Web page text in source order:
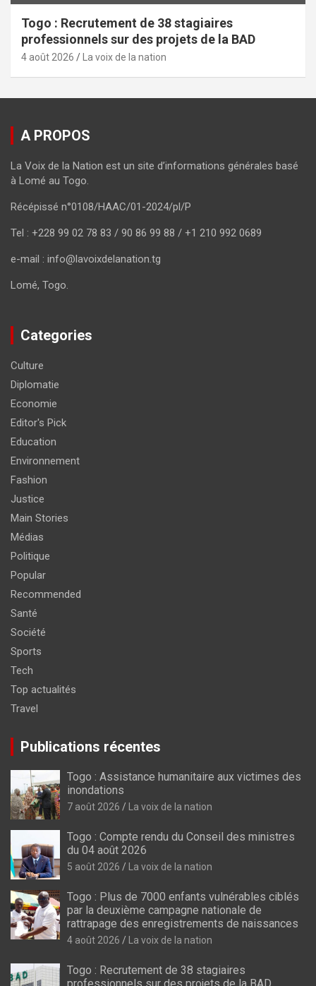
Togo : Recrutement de 38 stagiaires
professionnels sur des projets de la BAD
4 août 2026 La voix de la nation
A PROPOS
La Voix de la Nation est un site d’informations générales basé
à Lomé au Togo.
Récépissé n°0108/HAAC/01-2024/pl/P
Tel : +228 99 02 78 83 / 90 86 99 88 / +1 210 992 0689
e-mail : info@lavoixdelanation.tg
Lomé, Togo.
Categories
Culture
Diplomatie
Economie
Editor's Pick
Education
Environnement
Fashion
Justice
Main Stories
Médias
Politique
Popular
Recommended
Santé
Société
Sports
Tech
Top actualités
Travel
Publications récentes
Togo : Assistance humanitaire aux victimes des
inondations
7 août 2026 La voix de la nation
Togo : Compte rendu du Conseil des ministres
du 04 août 2026
5 août 2026 La voix de la nation
Togo : Plus de 7000 enfants vulnérables ciblés
par la deuxième campagne nationale de
rattrapage des enregistrements de naissances
4 août 2026 La voix de la nation
Togo : Recrutement de 38 stagiaires